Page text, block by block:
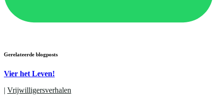
Gerelateerde blogposts
Vier het Leven!
| Vrijwilligersverhalen